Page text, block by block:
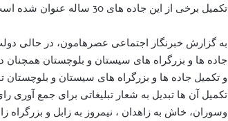
تکمیل برخی از این جاده های 30 ساله عنوان شده است.
به گزارش خبرنگار اجتماعی عصرهامون، در حالی
جاده ها و بزرگراه های سیستان و بلوچستان
و تکمیل جاده ها و بزرگراه های سیستان و بلوچستان
تکمیل آن ها تبدیل به شعار تبلیغاتی برای جمع
وسوران، خاش به زاهدان ، نیمروز به زابل و